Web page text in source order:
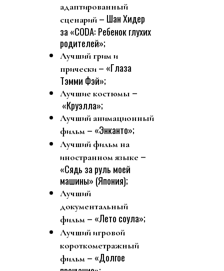
адаптированный
сценарий – Шан Хидер
за «CODA: Ребенок глухих
родителей»;
Лучший грим и
прически – «Глаза
Тэмми Фэй»;
Лучшие костюмы –
«Круэлла»;
Лучший анимационный
фильм – «Энканто»;
Лучший фильм на
иностранном языке –
«Сядь за руль моей
машины» (Япония);
Лучший
документальный
фильм – «Лето соула»;
Лучший игровой
короткометражный
фильм – «Долгое